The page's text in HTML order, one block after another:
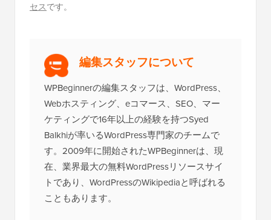
セスです。
編集スタッフについて
WPBeginnerの編集スタッフは、WordPress、
Webホスティング、eコマース、SEO、マー
ケティングで16年以上の経験を持つSyed
Balkhiが率いるWordPress専門家のチームで
す。2009年に開始されたWPBeginnerは、現
在、業界最大の無料WordPressリソースサイ
トであり、WordPressのWikipediaと呼ばれる
こともあります。